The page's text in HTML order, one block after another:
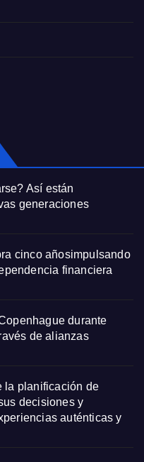
Así están
generaciones
cinco añosimpulsando
financiera
durante
de alianzas
la planificación de
decisiones y
auténticas y